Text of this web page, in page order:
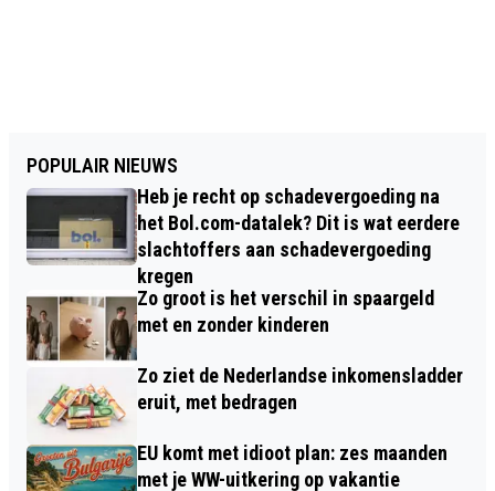
POPULAIR NIEUWS
Heb je recht op schadevergoeding na
het Bol.com-datalek? Dit is wat eerdere
slachtoffers aan schadevergoeding
kregen
Zo groot is het verschil in spaargeld
met en zonder kinderen
Zo ziet de Nederlandse inkomensladder
eruit, met bedragen
EU komt met idioot plan: zes maanden
met je WW-uitkering op vakantie